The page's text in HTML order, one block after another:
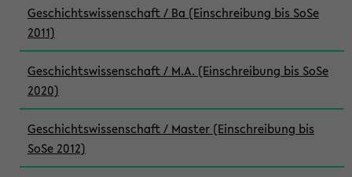
Geschichtswissenschaft / Ba (Einschreibung bis SoSe
2011)
Geschichtswissenschaft / M.A. (Einschreibung bis SoSe
2020)
Geschichtswissenschaft / Master (Einschreibung bis
SoSe 2012)